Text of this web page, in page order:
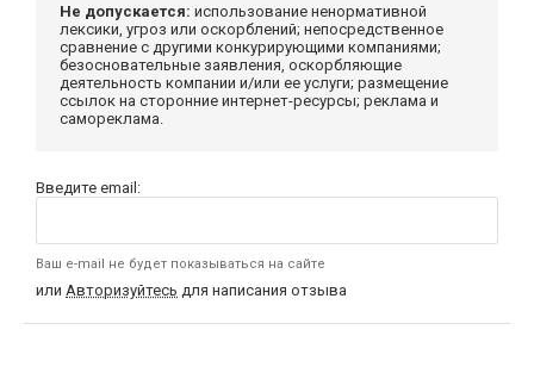
Не допускается: использование ненормативной
лексики, угроз или оскорблений; непосредственное
сравнение с другими конкурирующими компаниями;
безосновательные заявления, оскорбляющие
деятельность компании и/или ее услуги; размещение
ссылок на сторонние интернет-ресурсы; реклама и
самореклама.
Введите email:
Ваш e-mail не будет показываться на сайте
или Авторизуйтесь для написания отзыва